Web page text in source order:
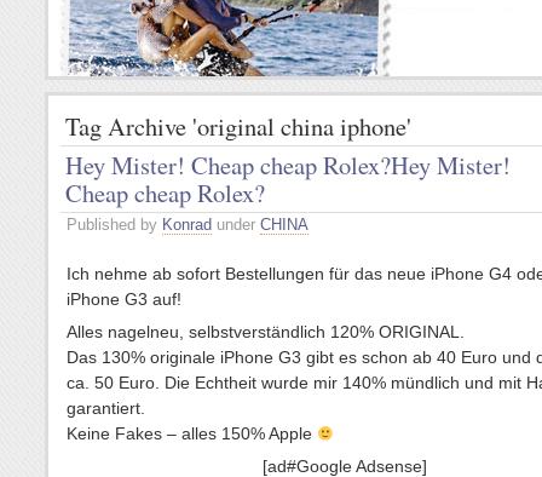
Tag Archive 'original china iphone'
Hey Mister! Cheap cheap Rolex?Hey Mister!
Cheap cheap Rolex?
Published by Konrad under CHINA
Ich nehme ab sofort Bestellungen für das neue iPhone G4
iPhone G3 auf!
Alles nagelneu, selbstverständlich 120% ORIGINAL.
Das 130% originale iPhone G3 gibt es schon ab 40 Euro und
ca. 50 Euro. Die Echtheit wurde mir 140% mündlich und mit
garantiert.
Keine Fakes – alles 150% Apple
[ad#Google Adsense]